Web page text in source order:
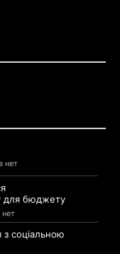
нет
для бюджету
з соціальною